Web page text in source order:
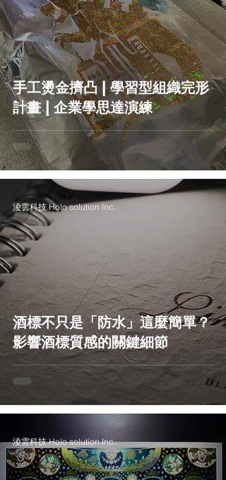
手工燙金擠凸 | 學習型組織完形
計畫 | 企業學思達演練
酒標不只是「防水」這麼簡單？
影響酒標質感的關鍵細節
淩雲科技 Holo solution Inc.
淩雲科技 Holo solution Inc.